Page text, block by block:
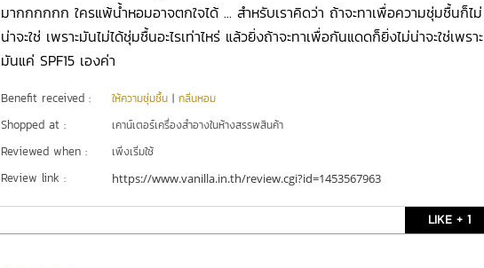
มากกกกกก ใครแพ้น้ำหอมอาจตกใจได้ ... สำหรับเราคิดว่า ถ้าจะทาเพื่อความชุ่มชื้นก็ไม่
น่าจะใช่ เพราะมันไม่ได้ชุ่มชื้นอะไรเท่าไหร่ แล้วยิ่งถ้าจะทาเพื่อกันแดดก็ยิ่งไม่น่าจะใช่เพราะ
มันแค่ SPF15 เองค่า
Benefit received : ให้ความชุ่มชื้น | กลิ่นหอม
Shopped at : เคาน์เตอร์เครื่องสำอางในห้างสรรพสินค้า
Reviewed when : เพิ่งเริ่มใช้
Review link : https://www.vanilla.in.th/review.cgi?id=1453567963
LIKE + 1